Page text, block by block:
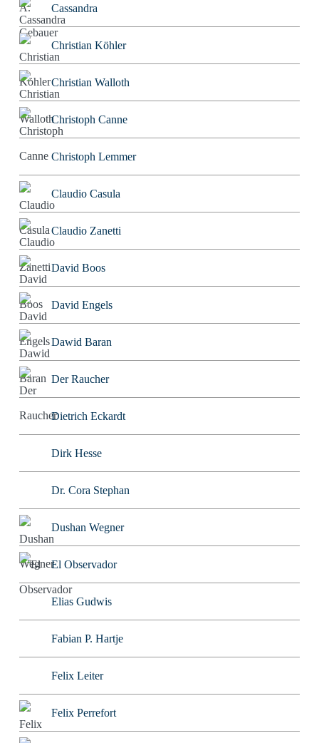
Cassandra
Christian Köhler
Christian Walloth
Christoph Canne
Christoph Lemmer
Claudio Casula
Claudio Zanetti
David Boos
David Engels
Dawid Baran
Der Raucher
Dietrich Eckardt
Dirk Hesse
Dr. Cora Stephan
Dushan Wegner
El Observador
Elias Gudwis
Fabian P. Hartje
Felix Leiter
Felix Perrefort